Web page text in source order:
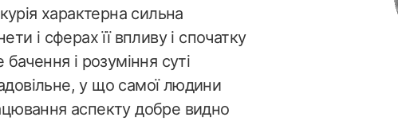
характерна сильна
і сферах її впливу і спочатку
і розуміння суті
у що самої людини
аспекту добре видно